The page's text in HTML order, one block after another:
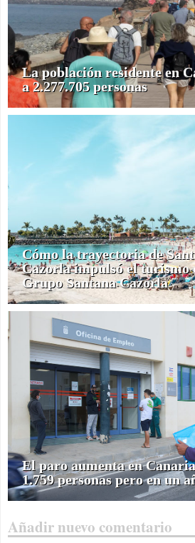
La población residente en
a 2.277.705 personas
Cómo la trayectoria de
Cazorla impulsó el turismo
Grupo Santana Cazorla
El paro aumenta en
1.759 personas pero en un
Añadir nuevo comentario